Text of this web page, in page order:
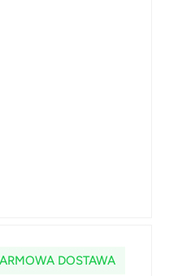
DOSTAWA